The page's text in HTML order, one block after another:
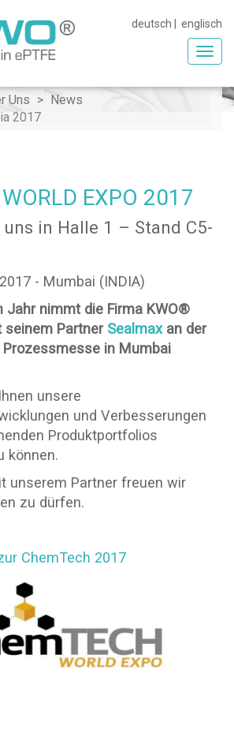
deutsch englisch
Uns
News
2017
EXPO 2017
uns in Halle 1 – Stand C5-
- Mumbai (INDIA)
Jahr nimmt die Firma KWO®
Partner Sealmaxan der
in Mumbai
unsere
und Verbesserungen
Produktportfolios
können.
unserem Partner freuen wir
zu dürfen.
ChemTech 2017